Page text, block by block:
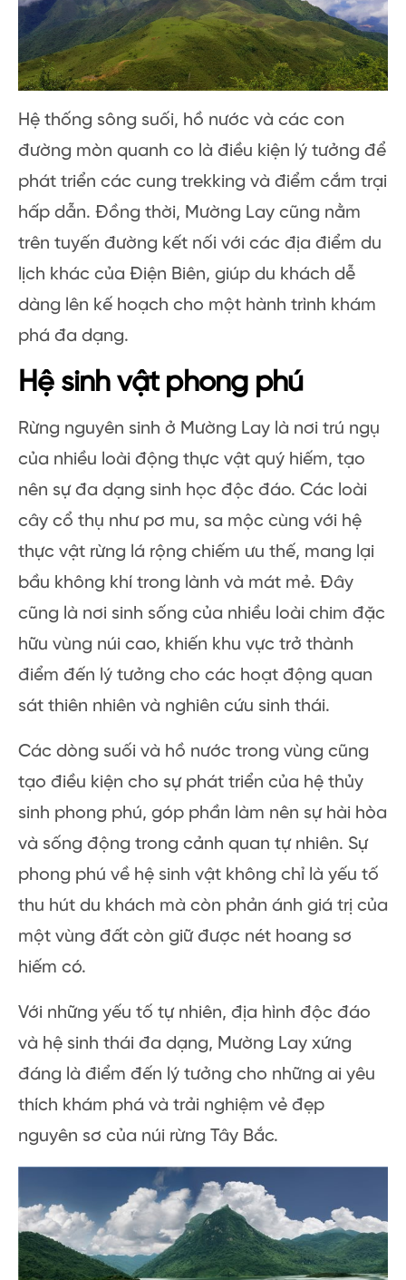
Hệ thống sông suối, hồ nước và các con
đường mòn quanh co là điều kiện lý tưởng để
phát triển các cung trekking và điểm cắm trại
hấp dẫn. Đồng thời, Mường Lay cũng nằm
trên tuyến đường kết nối với các địa điểm du
lịch khác của Điện Biên, giúp du khách dễ
dàng lên kế hoạch cho một hành trình khám
phá đa dạng.
Hệ sinh vật phong phú
Rừng nguyên sinh ở Mường Lay là nơi trú ngụ
của nhiều loài động thực vật quý hiếm, tạo
nên sự đa dạng sinh học độc đáo. Các loài
cây cổ thụ như pơ mu, sa mộc cùng với hệ
thực vật rừng lá rộng chiếm ưu thế, mang lại
bầu không khí trong lành và mát mẻ. Đây
cũng là nơi sinh sống của nhiều loài chim đặc
hữu vùng núi cao, khiến khu vực trở thành
điểm đến lý tưởng cho các hoạt động quan
sát thiên nhiên và nghiên cứu sinh thái.
Các dòng suối và hồ nước trong vùng cũng
tạo điều kiện cho sự phát triển của hệ thủy
sinh phong phú, góp phần làm nên sự hài hòa
và sống động trong cảnh quan tự nhiên. Sự
phong phú về hệ sinh vật không chỉ là yếu tố
thu hút du khách mà còn phản ánh giá trị của
một vùng đất còn giữ được nét hoang sơ
hiếm có.
Với những yếu tố tự nhiên, địa hình độc đáo
và hệ sinh thái đa dạng, Mường Lay xứng
đáng là điểm đến lý tưởng cho những ai yêu
thích khám phá và trải nghiệm vẻ đẹp
nguyên sơ của núi rừng Tây Bắc.